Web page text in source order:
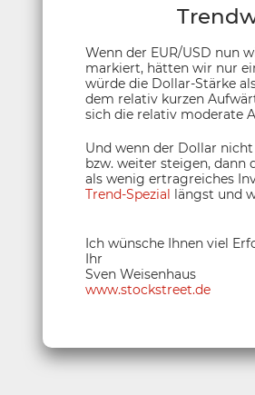
Wenn der EUR/USD nun
markiert, hätten wir nur
würde die Dollar-Stärke
dem relativ kurzen
sich die relativ moderate
Und wenn der Dollar
bzw. weiter steigen, dann
als wenig ertragreiches
Trend-Spezial
längst und
Ich wünsche Ihnen viel
Ihr
Sven Weisenhaus
www.stockstreet.de